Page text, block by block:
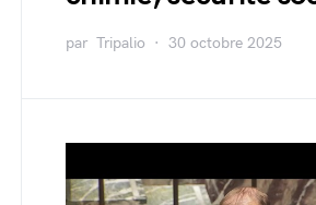
par Tripalio 30 octobre 2025